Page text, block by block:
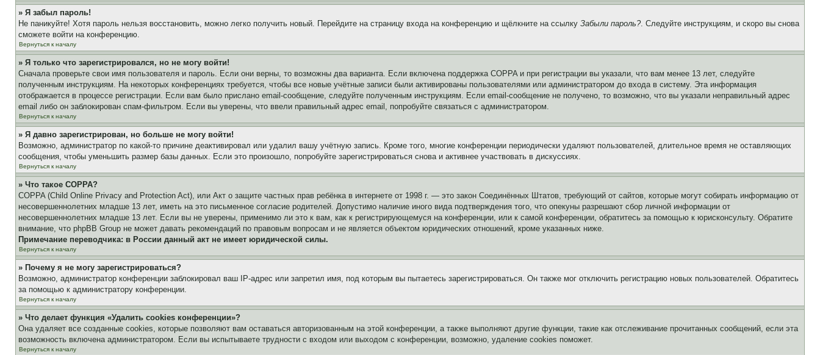
» Я забыл пароль!
Не паникуйте! Хотя пароль нельзя восстановить, можно легко получить новый. Перейдите на страницу входа на конференцию и щёлкните на ссылку Забыли пароль?. Следуйте инструкциям, и скоро вы снова
сможете войти на конференцию.
Вернуться к началу
» Я только что зарегистрировался, но не могу войти!
Сначала проверьте свои имя пользователя и пароль. Если они верны, то возможны два варианта. Если включена поддержка COPPA и при регистрации вы указали, что вам менее 13 лет, следуйте
полученным инструкциям. На некоторых конференциях требуется, чтобы все новые учётные записи были активированы пользователями или администратором до входа в систему. Эта информация
отображается в процессе регистрации. Если вам было прислано email-сообщение, следуйте полученным инструкциям. Если email-сообщение не получено, то возможно, что вы указали неправильный адрес
email либо он заблокирован спам-фильтром. Если вы уверены, что ввели правильный адрес email, попробуйте связаться с администратором.
Вернуться к началу
» Я давно зарегистрирован, но больше не могу войти!
Возможно, администратор по какой-то причине деактивировал или удалил вашу учётную запись. Кроме того, многие конференции периодически удаляют пользователей, длительное время не оставляющих
сообщения, чтобы уменьшить размер базы данных. Если это произошло, попробуйте зарегистрироваться снова и активнее участвовать в дискуссиях.
Вернуться к началу
» Что такое COPPA?
COPPA (Child Online Privacy and Protection Act), или Акт о защите частных прав ребёнка в интернете от 1998 г. — это закон Соединённых Штатов, требующий от сайтов, которые могут собирать информацию от
несовершеннолетних младше 13 лет, иметь на это письменное согласие родителей. Допустимо наличие иного вида подтверждения того, что опекуны разрешают сбор личной информации от
несовершеннолетних младше 13 лет. Если вы не уверены, применимо ли это к вам, как к регистрирующемуся на конференции, или к самой конференции, обратитесь за помощью к юрисконсульту. Обратите
внимание, что phpBB Group не может давать рекомендаций по правовым вопросам и не является объектом юридических отношений, кроме указанных ниже.
Примечание переводчика: в России данный акт не имеет юридической силы.
Вернуться к началу
» Почему я не могу зарегистрироваться?
Возможно, администратор конференции заблокировал ваш IP-адрес или запретил имя, под которым вы пытаетесь зарегистрироваться. Он также мог отключить регистрацию новых пользователей. Обратитесь
за помощью к администратору конференции.
Вернуться к началу
» Что делает функция «Удалить cookies конференции»?
Она удаляет все созданные cookies, которые позволяют вам оставаться авторизованным на этой конференции, а также выполняют другие функции, такие как отслеживание прочитанных сообщений, если эта
возможность включена администратором. Если вы испытываете трудности с входом или выходом с конференции, возможно, удаление cookies поможет.
Вернуться к началу